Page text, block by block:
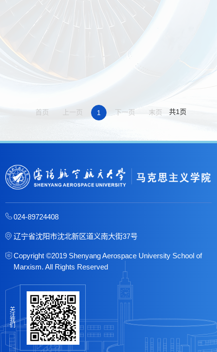
首页 上一页 1 下一页 末页 共1页
024-89724408
辽宁省沈阳市沈北新区道义南大街37号
Copyright ©2019 Shenyang Aerospace University School of
Marxism. All Rights Reserved
关
注
我
们